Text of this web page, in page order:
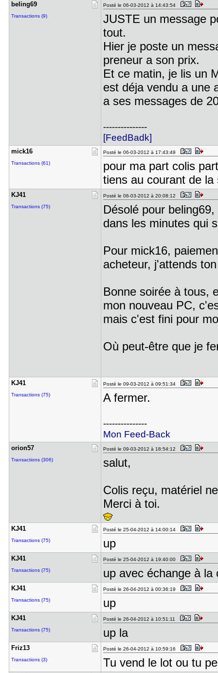
beling69
Transactions (9)
Posté le 06-03-2012 à 14:43:54
JUSTE un message
tout.
Hier je poste un
preneur a son prix.
Et ce matin, je lis un
est déja vendu a une
a ses messages de
---------------
[FeedBadk]
mick16
Transactions (61)
Posté le 06-03-2012 à 17:43:49
pour ma part colis
tiens au courant de la
KJ41
Transactions (75)
Posté le 06-03-2012 à 20:08:12
Désolé pour
dans les minutes qui
Pour mick16,
acheteur, j'attends
Bonne soirée à tous,
mon nouveau PC,
mais c'est fini pour
Où peut-être que je
KJ41
Transactions (75)
Posté le 09-03-2012 à 09:51:34
A fermer.
---------------
Mon Feed-Back
orion57
Transactions (306)
Posté le 09-03-2012 à 18:54:12
salut,
Colis reçu, matériel
Merci à toi.
KJ41
Transactions (75)
Posté le 25-04-2012 à 14:00:14
up
KJ41
Transactions (75)
Posté le 25-04-2012 à 19:40:00
up avec échange à la
KJ41
Transactions (75)
Posté le 26-04-2012 à 00:36:19
up
KJ41
Transactions (75)
Posté le 26-04-2012 à 10:51:11
up la
Friz13
Transactions (3)
Posté le 26-04-2012 à 10:59:16
Tu vend le lot ou tu